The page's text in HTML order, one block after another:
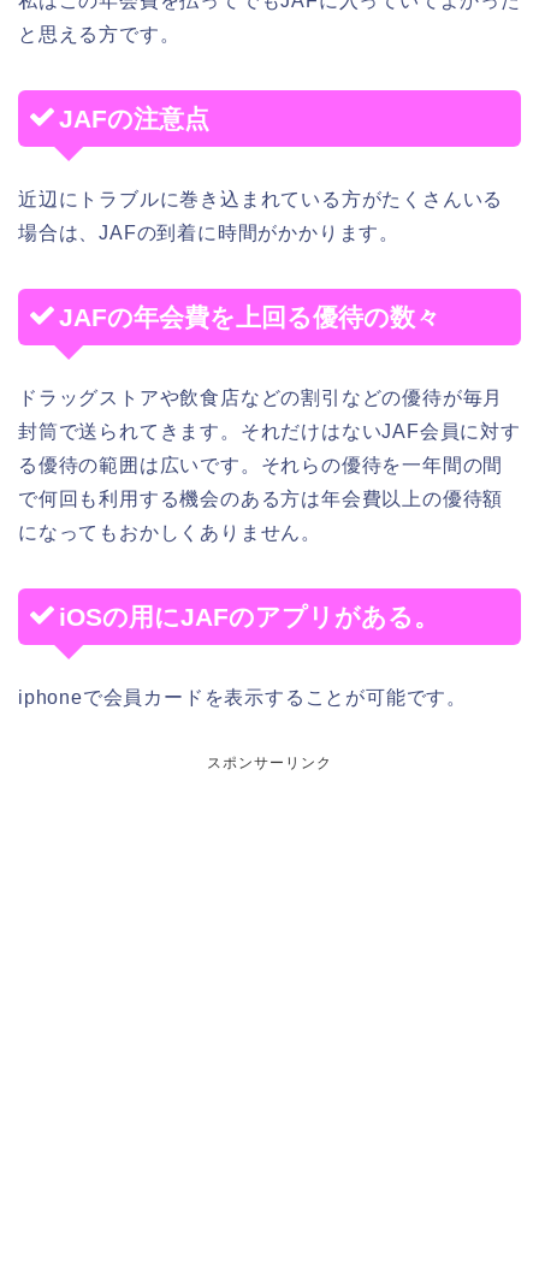
と思える方です。
JAFの注意点
近辺にトラブルに巻き込まれている方がたくさんいる
場合は、JAFの到着に時間がかかります。
JAFの年会費を上回る優待の数々
ドラッグストアや飲食店などの割引などの優待が毎月
封筒で送られてきます。それだけはないJAF会員に対す
る優待の範囲は広いです。それらの優待を一年間の間
で何回も利用する機会のある方は年会費以上の優待額
になってもおかしくありません。
iOSの用にJAFのアプリがある。
iphoneで会員カードを表示することが可能です。
スポンサーリンク